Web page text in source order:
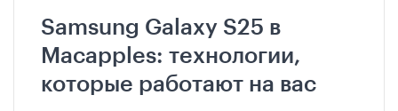
Samsung Galaxy S25 в
Macapples: технологии,
которые работают на вас